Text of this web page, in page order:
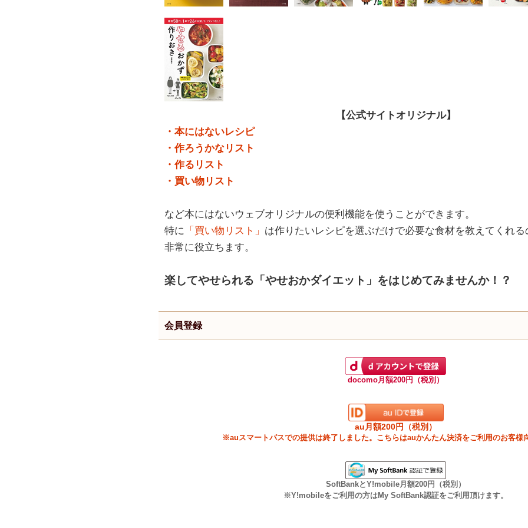
【公式サイトオリジナル】
・本にはないレシピ
・作ろうかなリスト
・作るリスト
・買い物リスト
など本にはないウェブオリジナルの便利機能を使うことができます。
特に 「買い物リスト」 は作りたいレシピを選ぶだけで必要な食材を教えてくれ
非常に役立ちます。
楽してやせられる「やせおかダイエット」をはじめてみませんか！？
会員登録
docomo月額200円（税別）
au月額200円（税別）
※auスマートパスでの提供は終了しました。こちらはauかんたん決済をご利用のお客様
SoftBankとY!mobile月額200円（税別）
※Y!mobileをご利用の方はMy SoftBank認証をご利用頂けます。